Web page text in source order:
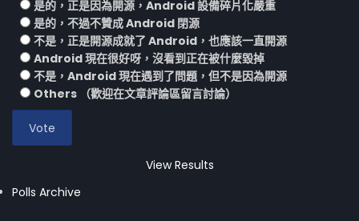
是的，正是因為開源，Android 設備碎片化嚴重
是的，不過不贊成 Android 閉源
不是，正是開源成就了 Android，也應該一直開源
Android 現在很好呀，沒看到正在被什麼毀掉
不是，Android 現在遇到了問題，但不是因為開源
Others （歡迎在文章評論區留言討論）
View Results
Polls Archive